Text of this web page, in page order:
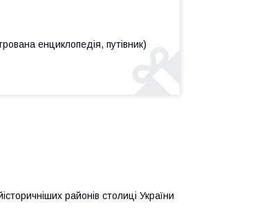
енциклопедія, путівник)
районів столиці України